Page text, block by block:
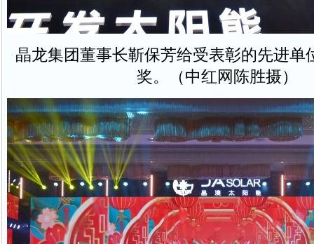
晶龙集团董事长靳保芳给受表彰的先进单
奖。（中红网陈胜摄）